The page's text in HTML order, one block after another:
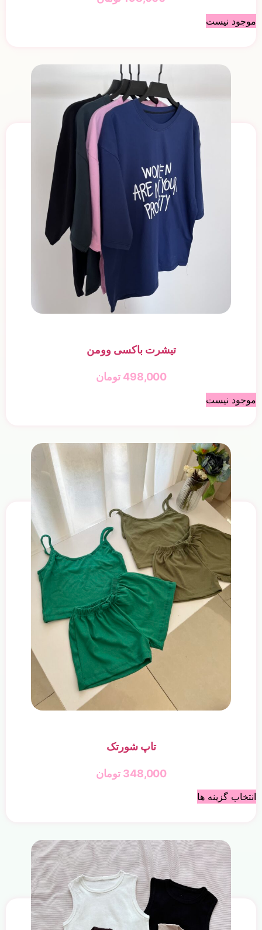
موجود نیست
تیشرت باکسی وومن
498,000 تومان
موجود نیست
تاپ شورتک
348,000 تومان
انتخاب گزینه ها